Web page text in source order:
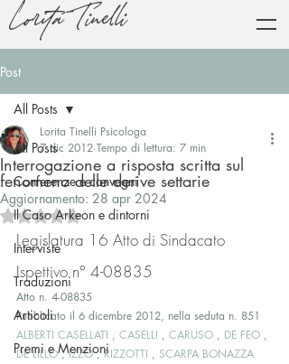
Lorita Tinelli
Post
All Posts
Conferenze e convegni
Il Caso Arkeon e dintorni
Interviste
Traduzioni
Articoli
Premi e Menzioni
All Posts
Interrogazione a risposta scritta sul
fenomeno delle derive settarie
Lorita Tinelli Psicologa
7 dic 2012 Tempo di lettura: 7 min
Aggiornamento: 28 apr 2024
Valutazione NaN stelle su 5.
Legislatura 16 Atto di Sindacato
Ispettivo n° 4-08835
Atto n. 4-08835
Pubblicato il 6 dicembre 2012, nella seduta n. 851
ALBERTI CASELLATI , CASELLI , CARUSO , DE FEO ,
DE LILLO , IZZO , RIZZOTTI , SCARPA BONAZZA